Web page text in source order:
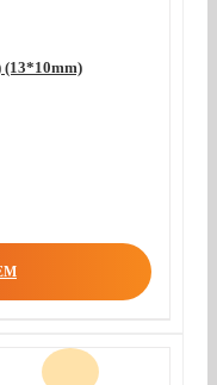
(13*10mm)